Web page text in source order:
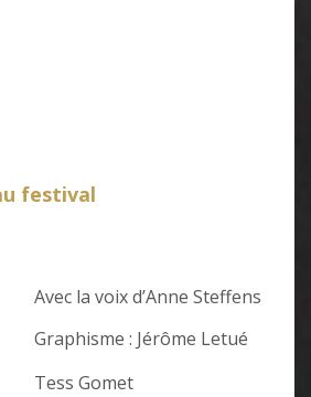
festival
Avec la voix d’Anne Steffens
Graphisme : Jérôme Letué
Tess Gomet